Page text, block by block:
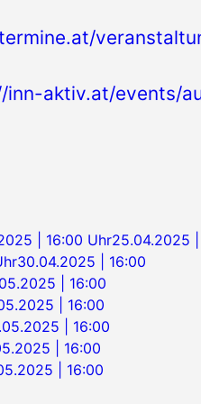
inn-aktiv.at/events/
| 16:00 Uhr25.04.2025 |
30.04.2025 | 16:00
| 16:00
| 16:00
| 16:00
| 16:00
| 16:00